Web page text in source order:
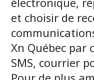
et choisir de
Xn Québec par
SMS, courrier